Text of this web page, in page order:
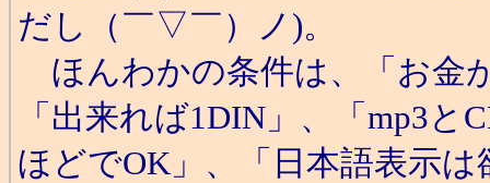
だし（￣▽￣）ノ)。
ほんわかの条件は、「お金
「出来れば1DIN」、「mp3
ほどでOK」、「日本語表示